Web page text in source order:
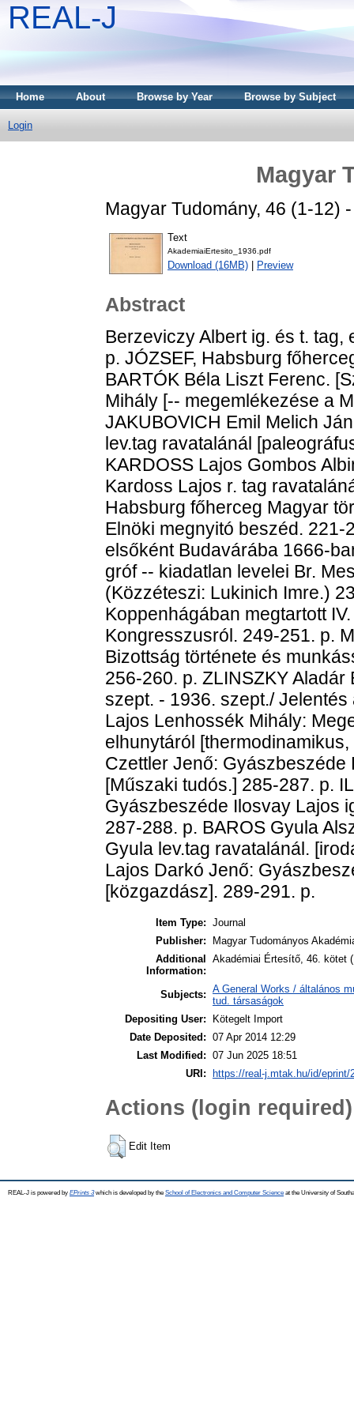
REAL-J
Home About Browse by Year Browse by Subject
Login
Magyar
Magyar Tudomány, 46 (1-12)
Text
AkademiaiErtesito_1936.pdf
Download (16MB) Preview
Abstract
Berzeviczy Albert ig. és t.
p. JÓZSEF, Habsburg
BARTÓK Béla Liszt Ferenc.
Mihály [-- megemlékezése a
JAKUBOVICH Emil Melich
lev.tag ravatalánál
KARDOSS Lajos Gombos
Kardoss Lajos r. tag
Habsburg főherceg Magyar
Elnöki megnyitó beszéd. 221-
elsőként Budavárába 1666-
gróf -- kiadatlan levelei Br.
(Közzéteszi: Lukinich Imre.)
Koppenhágában megtartott
Kongresszusról. 249-251. p.
Bizottság története és
256-260. p. ZLINSZKY
szept. - 1936. szept./ Jelentés
Lajos Lenhossék Mihály:
elhunytáról
Czettler Jenő: Gyászbeszéde
[Műszaki tudós.] 285-287. p.
Gyászbeszéde Ilosvay Lajos
287-288. p. BAROS Gyula
Gyula lev.tag ravatalánál.
Lajos Darkó Jenő:
[közgazdász]. 289-291. p.
Item Type: Journal
Publisher:
Magyar Tudományos
Additional
Information:
Akadémiai Értesítő, 46. kötet
Subjects: A General Works / általános
tud. társaságok
Depositing User:
Kötegelt Import
Date Deposited: 07 Apr 2014 12:29
Last Modified: 07 Jun 2025 18:51
URI: https://real-j.mtak.hu/id/eprint/
Actions (login required)
Edit Item
REAL-J is powered by EPrints 3which is developed by the School of Electronics and Computer Science at the University of